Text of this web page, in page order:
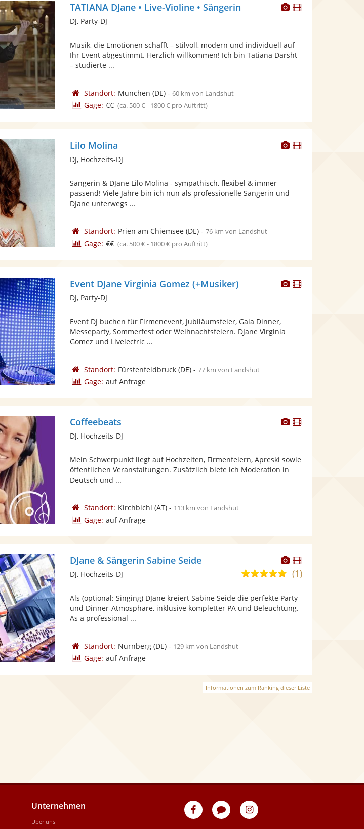
Dieser
Fotos
bereit.
Dieser
TATIANA DJane • Live-Violine • Sängerin
DJ, Party-DJ
Musik, die Emotionen schafft – stilvoll, modern und individuell auf
Ihr Event abgestimmt. Herzlich willkommen! Ich bin Tatiana Darsht
– studierte ...
Standort: München (DE)- 60 km von Landshut
Gage: €€ (ca. 500 € - 1800 € pro Auftritt)
DieserDieser
Lilo Molina
DJ, Hochzeits-DJ
Sängerin & DJane Lilo Molina - sympathisch, flexibel & immer
passend! Viele Jahre bin ich nun als professionelle Sängerin und
DJane unterwegs ...
Standort: Prien am Chiemsee(DE)- 76 km von Landshut
Gage: €€ (ca. 500 € - 1800 € pro Auftritt)
DieserDieser
Event DJane Virginia Gomez (+Musiker)
DJ, Party-DJ
Event DJ buchen für Firmenevent, Jubiläumsfeier, Gala Dinner,
Messeparty, Sommerfest oder Weihnachtsfeiern. DJane Virginia
Gomez und Livelectric ...
Standort: Fürstenfeldbruck(DE)- 77 km von Landshut
Gage: auf Anfrage
Dieser
Fotos
bereit.
Dieser
Coffeebeats
DJ, Hochzeits-DJ
Mein Schwerpunkt liegt auf Hochzeiten, Firmenfeiern, Apreski sowie
öffentlichen Veranstaltungen. Zusätzlich biete ich Moderation in
Deutsch und ...
Standort: Kirchbichl (AT)- 113 km von Landshut
Gage: auf Anfrage
Dieser
Künstler
stellt
bereit.
Dieser
Künstler
DJane & Sängerin Sabine Seide
5,0
5
Sternen
(1)
DJ, Hochzeits-DJ
Als (optional: Singing) DJane kreiert Sabine Seide die perfekte Party
und Dinner-Atmosphäre, inklusive kompletter PA und Beleuchtung.
As a professional ...
Standort: Nürnberg(DE)- 129 km von Landshut
Gage: auf Anfrage
Informationen zum Ranking dieser Liste
eventpeppersBlog
eventpeppers
Unternehmen
Über uns